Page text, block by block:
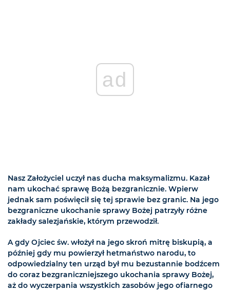
ad
Nasz Założyciel uczył nas ducha maksymalizmu. Kazał
nam ukochać sprawę Bożą bezgranicznie. Wpierw
jednak sam poświęcił się tej sprawie bez granic. Na jego
bezgraniczne ukochanie sprawy Bożej patrzyły różne
zakłady salezjańskie, którym przewodził.
A gdy Ojciec św. włożył na jego skroń mitrę biskupią, a
później gdy mu powierzył hetmaństwo narodu, to
odpowiedzialny ten urząd był mu bezustannie bodźcem
do coraz bezgraniczniejszego ukochania sprawy Bożej,
aż do wyczerpania wszystkich zasobów jego ofiarnego